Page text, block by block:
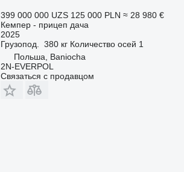
399 000 000 UZS 125 000 PLN ≈ 28 980 €
Кемпер - прицеп дача
2025
Грузопод.
380 кг Количество осей 1
Польша, Baniocha
2N-EVERPOL
Связаться с продавцом